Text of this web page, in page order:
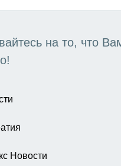
на то, что
Новости